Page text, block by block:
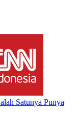
Satunya Punya